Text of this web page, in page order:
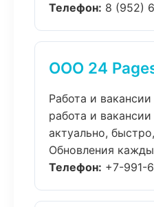
Телефон: 8 (952)
ООО 24
Работа и
работа и
актуально,
Обновления
Телефон: +7-991-